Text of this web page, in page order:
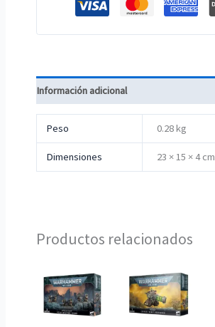
Información adicional
Peso 0.28 kg
Dimensiones 23 × 15 × 4 cm
Productos relacionados